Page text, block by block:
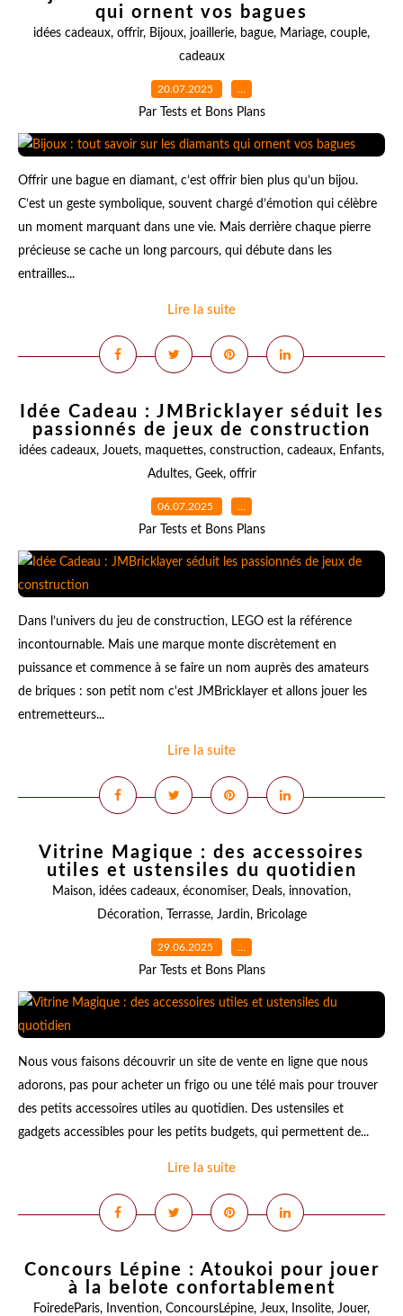
qui ornent vos bagues
idées cadeaux, offrir, Bijoux, joaillerie, bague, Mariage, couple,
cadeaux
20.07.2025 …
Par Tests et Bons Plans
Offrir une bague en diamant, c’est offrir bien plus qu’un bijou.
C’est un geste symbolique, souvent chargé d’émotion qui célèbre
un moment marquant dans une vie. Mais derrière chaque pierre
précieuse se cache un long parcours, qui débute dans les
entrailles...
Lire la suite
Idée Cadeau : JMBricklayer séduit les
passionnés de jeux de construction
idées cadeaux, Jouets, maquettes, construction, cadeaux, Enfants,
Adultes, Geek, offrir
06.07.2025 …
Par Tests et Bons Plans
Dans l’univers du jeu de construction, LEGO est la référence
incontournable. Mais une marque monte discrètement en
puissance et commence à se faire un nom auprès des amateurs
de briques : son petit nom c'est JMBricklayer et allons jouer les
entremetteurs...
Lire la suite
Vitrine Magique : des accessoires
utiles et ustensiles du quotidien
Maison, idées cadeaux, économiser, Deals, innovation,
Décoration, Terrasse, Jardin, Bricolage
29.06.2025 …
Par Tests et Bons Plans
Nous vous faisons découvrir un site de vente en ligne que nous
adorons, pas pour acheter un frigo ou une télé mais pour trouver
des petits accessoires utiles au quotidien. Des ustensiles et
gadgets accessibles pour les petits budgets, qui permettent de...
Lire la suite
Concours Lépine : Atoukoi pour jouer
à la belote confortablement
FoiredeParis, Invention, ConcoursLépine, Jeux, Insolite, Jouer,